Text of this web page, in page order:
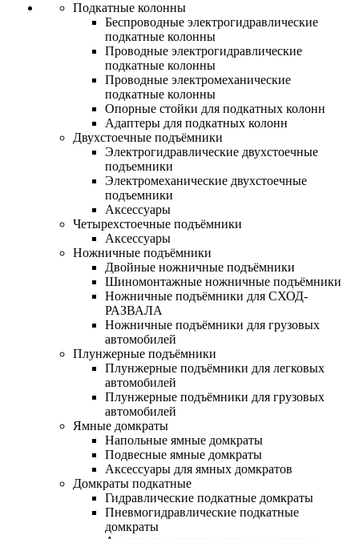
Подкатные колонны
Беспроводные электрогидравлические
подкатные колонны
Проводные электрогидравлические
подкатные колонны
Проводные электромеханические
подкатные колонны
Опорные стойки для подкатных колонн
Адаптеры для подкатных колонн
Двухстоечные подъёмники
Электрогидравлические двухстоечные
подъемники
Электромеханические двухстоечные
подъемники
Аксессуары
Четырехстоечные подъёмники
Аксессуары
Ножничные подъёмники
Двойные ножничные подъёмники
Шиномонтажные ножничные подъёмники
Ножничные подъёмники для СХОД-
РАЗВАЛА
Ножничные подъёмники для грузовых
автомобилей
Плунжерные подъёмники
Плунжерные подъёмники для легковых
автомобилей
Плунжерные подъёмники для грузовых
автомобилей
Ямные домкраты
Напольные ямные домкраты
Подвесные ямные домкраты
Аксессуары для ямных домкратов
Домкраты подкатные
Гидравлические подкатные домкраты
Пневмогидравлические подкатные
домкраты